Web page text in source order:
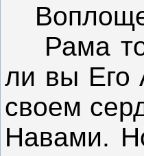
Рама
ли вы Его
своем
Навами.